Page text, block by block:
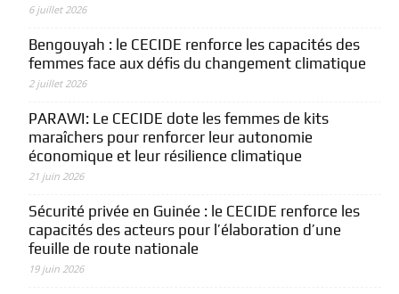
6 juillet 2026
Bengouyah : le CECIDE renforce les capacités des
femmes face aux défis du changement climatique
2 juillet 2026
PARAWI: Le CECIDE dote les femmes de kits
maraîchers pour renforcer leur autonomie
économique et leur résilience climatique
21 juin 2026
Sécurité privée en Guinée : le CECIDE renforce les
capacités des acteurs pour l’élaboration d’une
feuille de route nationale
19 juin 2026